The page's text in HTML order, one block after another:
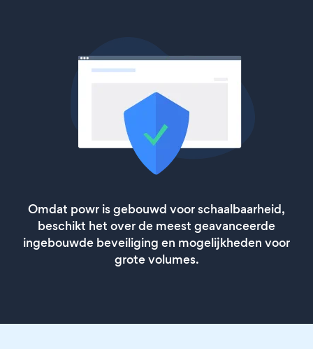
Omdat powr is gebouwd voor schaalbaarheid,
beschikt het over de meest geavanceerde
ingebouwde beveiliging en mogelijkheden voor
grote volumes.